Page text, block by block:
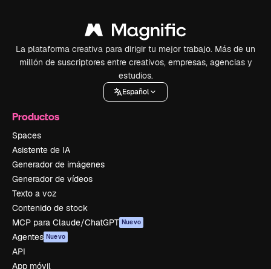
La plataforma creativa para dirigir tu mejor trabajo. Más de un
millón de suscriptores entre creativos, empresas, agencias y
estudios.
Español
Productos
Spaces
Asistente de IA
Generador de imágenes
Generador de vídeos
Texto a voz
Contenido de stock
MCP para Claude/ChatGPT Nuevo
Agentes Nuevo
API
App móvil